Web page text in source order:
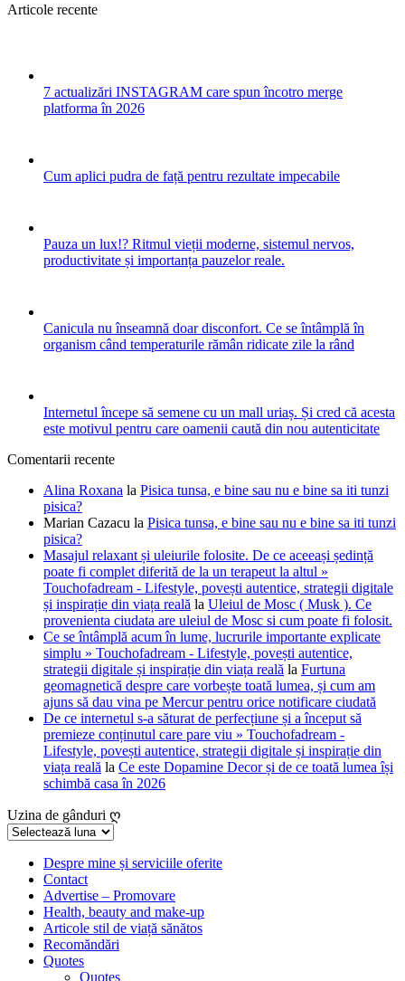
Articole recente
7 actualizări INSTAGRAM care spun încotro merge
platforma în 2026
Cum aplici pudra de față pentru rezultate impecabile
Pauza un lux!? Ritmul vieții moderne, sistemul nervos,
productivitate și importanța pauzelor reale.
Canicula nu înseamnă doar disconfort. Ce se întâmplă în
organism când temperaturile rămân ridicate zile la rând
Internetul începe să semene cu un mall uriaș. Și cred că acesta
este motivul pentru care oamenii caută din nou autenticitate
Comentarii recente
Alina Roxana la Pisica tunsa, e bine sau nu e bine sa iti tunzi
pisica?
Marian Cazacu la Pisica tunsa, e bine sau nu e bine sa iti tunzi
pisica?
Masajul relaxant și uleiurile folosite. De ce aceeași ședință
poate fi complet diferită de la un terapeut la altul »
Touchofadream - Lifestyle, povești autentice, strategii digitale
și inspirație din viața reală la Uleiul de Mosc ( Musk ). Ce
provenienta ciudata are uleiul de Mosc si cum poate fi folosit.
Ce se întâmplă acum în lume, lucrurile importante explicate
simplu » Touchofadream - Lifestyle, povești autentice,
strategii digitale și inspirație din viața reală la Furtuna
geomagnetică despre care vorbește toată lumea, și cum am
ajuns să dau vina pe Mercur pentru orice notificare ciudată
De ce internetul s-a săturat de perfecțiune și a început să
premieze conținutul care pare viu » Touchofadream -
Lifestyle, povești autentice, strategii digitale și inspirație din
viața reală la Ce este Dopamine Decor și de ce toată lumea își
schimbă casa în 2026
Uzina de gânduri ღ
Uzina
gânduriDespre mine și serviciile oferite
Contact
Advertise – Promovare
Health, beauty and make-up
Articole stil de viață sănătos
Recomăndări
Quotes
Quotes